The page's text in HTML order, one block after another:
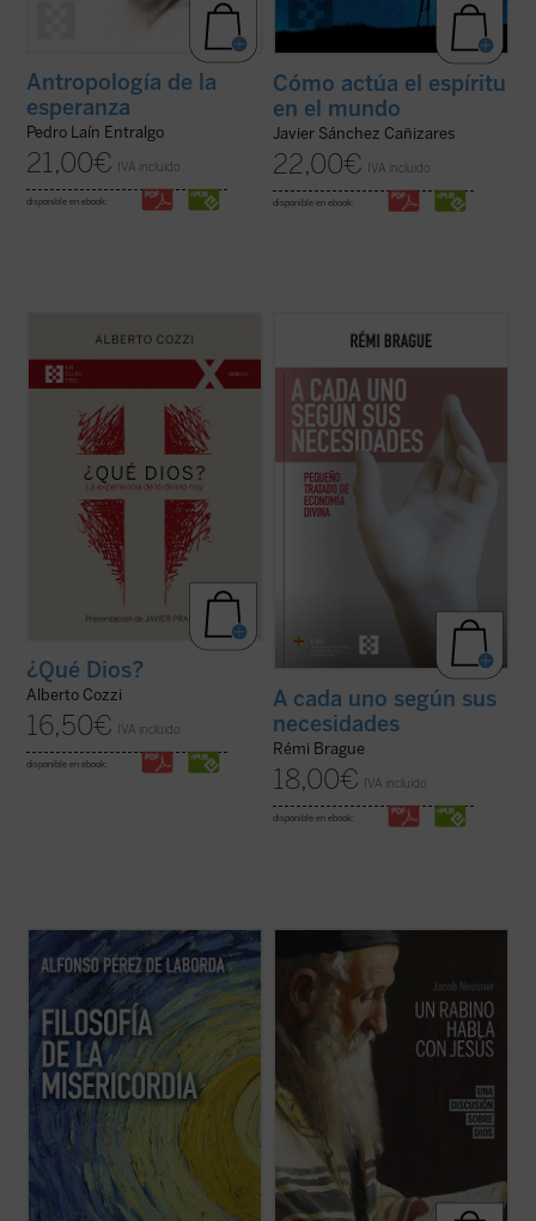
Antropología de la
esperanza
Pedro Laín Entralgo
21,00€ IVA incluido
disponible en ebook:
Cómo actúa el espíritu
en el mundo
Javier Sánchez Cañizares
22,00€ IVA incluido
disponible en ebook:
sobre Dios no es meramente un ejercicio
intelectual, sino una apertura, un desafío a
ampliar nuestra comprensión de la
experiencia humana....(ver ficha)
¿Qué Dios?
Alberto Cozzi
16,50€ IVA incluido
disponible en ebook:
Este «pequeño tratado» es la continuación
de los estudios emblemáticos de Rémi
una sucesión de breves capítulos expone
una teoría de la Providencia divina en la que
Dios provee a todos los ...(ver ficha)
A cada uno según sus
necesidades
Rémi Brague
18,00€ IVA incluido
disponible en ebook:
Rodeando el conjunto de toda la Realidad de
esa completud, y ofertando la Realidad
unitiva de su Ser, se nos hace ver en esos
vislumbres cómo se adivina y se nutre la
Realidad extremosa de quien es el único
Dios....
(ver ficha)
Imagínate transportado dos mil años atrás,
a Galilea, justo en el momento en que Jesús
pronuncia su Sermón de la Montaña.
Después de escucharle, ¿abandonarías tus
convicciones religiosas y tu ideología para
seguirle, o te aferrarías a ...
(ver ficha)